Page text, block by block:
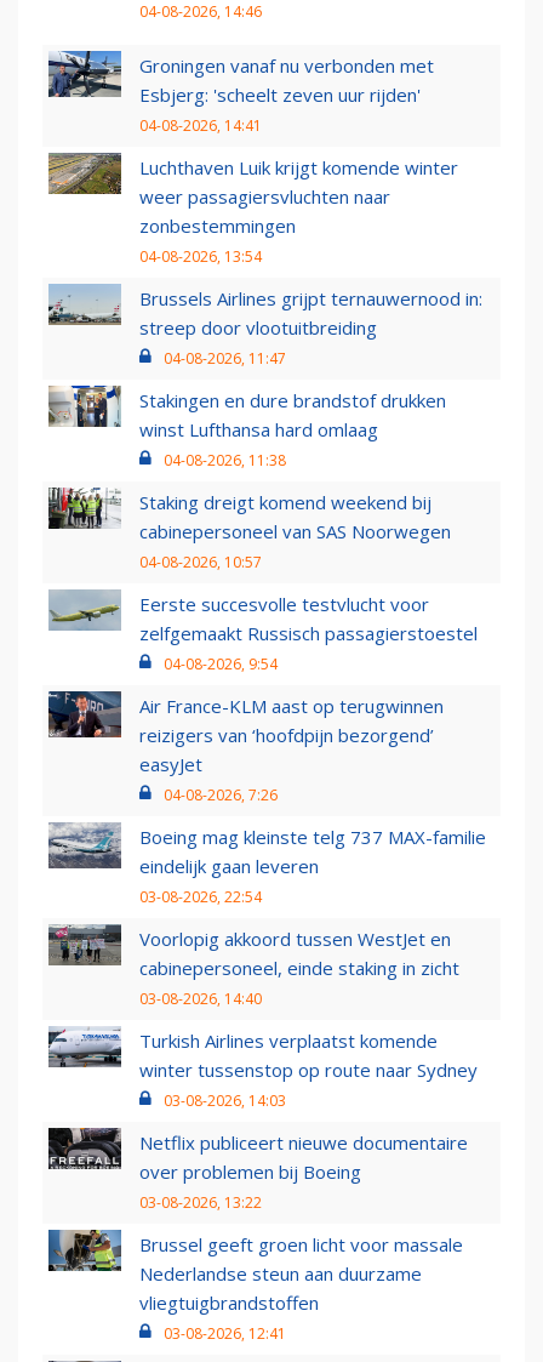
04-08-2026, 14:46
Groningen vanaf nu verbonden met
Esbjerg: 'scheelt zeven uur rijden'
04-08-2026, 14:41
Luchthaven Luik krijgt komende winter
weer passagiersvluchten naar
zonbestemmingen
04-08-2026, 13:54
Brussels Airlines grijpt ternauwernood in:
streep door vlootuitbreiding
04-08-2026, 11:47
Stakingen en dure brandstof drukken
winst Lufthansa hard omlaag
04-08-2026, 11:38
Staking dreigt komend weekend bij
cabinepersoneel van SAS Noorwegen
04-08-2026, 10:57
Eerste succesvolle testvlucht voor
zelfgemaakt Russisch passagierstoestel
04-08-2026, 9:54
Air France-KLM aast op terugwinnen
reizigers van ‘hoofdpijn bezorgend’
easyJet
04-08-2026, 7:26
Boeing mag kleinste telg 737 MAX-familie
eindelijk gaan leveren
03-08-2026, 22:54
Voorlopig akkoord tussen WestJet en
cabinepersoneel, einde staking in zicht
03-08-2026, 14:40
Turkish Airlines verplaatst komende
winter tussenstop op route naar Sydney
03-08-2026, 14:03
Netflix publiceert nieuwe documentaire
over problemen bij Boeing
03-08-2026, 13:22
Brussel geeft groen licht voor massale
Nederlandse steun aan duurzame
vliegtuigbrandstoffen
03-08-2026, 12:41